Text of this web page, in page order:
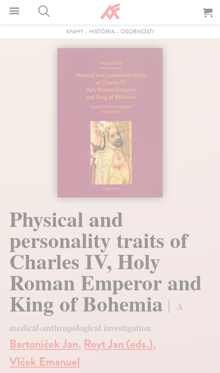
KNIHY - HISTÓRIA - OSOBNOSTI
Physical and
personality traits of
Charles IV, Holy
Roman Emperor and
King of Bohemia
A
medical-anthropological investigation
Bartoníček Jan, Royt Jan (eds.),
Vlček Emanuel